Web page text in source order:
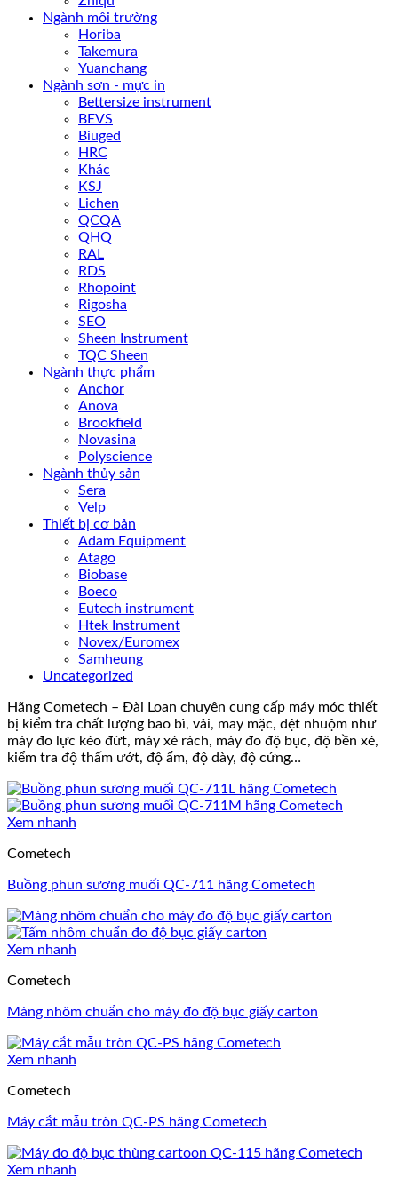
Ngành môi trường
Horiba
Takemura
Yuanchang
Ngành sơn - mực in
Bettersize instrument
BEVS
Biuged
HRC
Khác
KSJ
Lichen
QCQA
QHQ
RAL
RDS
Rhopoint
Rigosha
SEO
Sheen Instrument
TQC Sheen
Ngành thực phẩm
Anchor
Anova
Brookfield
Novasina
Polyscience
Ngành thủy sản
Sera
Velp
Thiết bị cơ bản
Adam Equipment
Atago
Biobase
Boeco
Eutech instrument
Htek Instrument
Novex/Euromex
Samheung
Uncategorized
Hãng Cometech – Đài Loan chuyên cung cấp máy móc thiết
bị kiểm tra chất lượng bao bì, vải, may mặc, dệt nhuộm như
máy đo lực kéo đứt, máy xé rách, máy đo độ bục, độ bền xé,
kiểm tra độ thấm ướt, độ ẩm, độ dày, độ cứng…
Xem nhanh
Cometech
Buồng phun sương muối QC-711 hãng Cometech
Xem nhanh
Cometech
Màng nhôm chuẩn cho máy đo độ bục giấy carton
Xem nhanh
Cometech
Máy cắt mẫu tròn QC-PS hãng Cometech
Xem nhanh